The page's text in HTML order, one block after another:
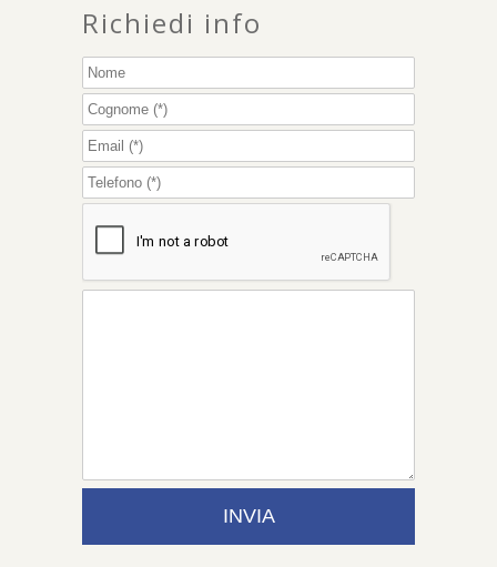
Richiedi info